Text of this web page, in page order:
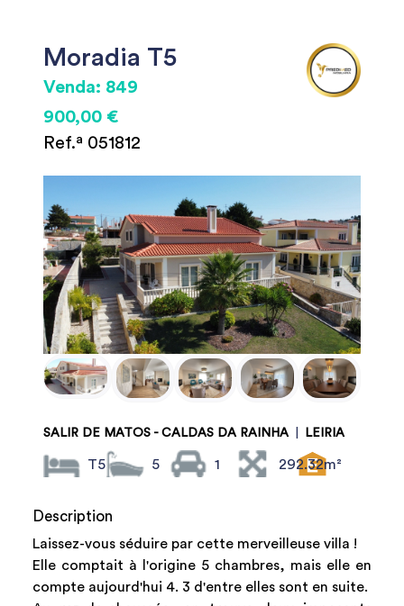
Moradia T5
Venda: 849
900,00 €
Ref.ª 051812
SALIR DE MATOS - CALDAS DA RAINHA LEIRIA
T5 5 1 292.32m²
Description
Laissez-vous séduire par cette merveilleuse villa !
Elle comptait à l'origine 5 chambres, mais elle en
compte aujourd'hui 4. 3 d'entre elles sont en suite.